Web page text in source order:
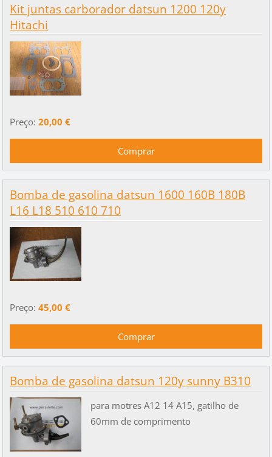
Kit juntas carborador datsun 1200 120y
Hitachi
Preço: 20,00 €
Bomba de gasolina datsun 1600 160B 180B
L16 L18 510 610 710
Preço: 45,00 €
Bomba de gasolina datsun 120y sunny B310
para motres A12 14 A15, gatilho de
60mm de comprimento